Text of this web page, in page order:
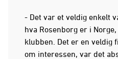
- Det var et veldig enkelt
hva Rosenborg er i
klubben. Det er en veldig
om interessen, var det